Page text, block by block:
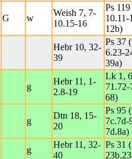
G w
Weish 7, 7-
10.15-16
Ps
10.11-
12b)
Hebr 10, 32-
39
Ps 37
6.23-
39a)
g
Hebr 11, 1-
2.8-19
Lk 1,
68)
g
Dtn 18, 15-
20
Ps 95
7c.7d-
7d.8a)
g
Hebr 11, 32-
40
Ps 31